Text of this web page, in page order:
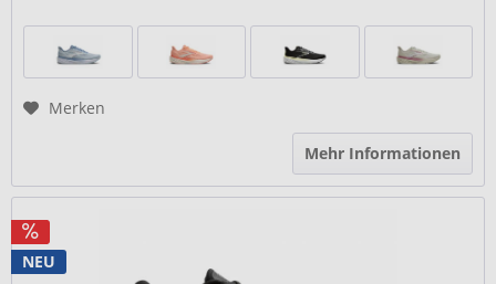
Merken
Mehr Informationen
NEU